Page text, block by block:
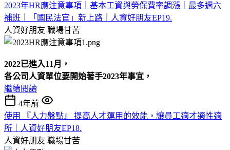
2023年HR應注意事項｜基本工資與勞保費率調漲｜最多週六
補班｜「國民法官」新上路｜人資好朋友EP19.
人資好朋友 職場甘苦
2022已進入11月，
各公司人資單位要開始著手2023年事宜，
繼續閱讀
4年前
使用 『人力盤點』 提高人才運用的效能，讓員工適才適性適
所｜人資好朋友EP18.
人資好朋友 職場甘苦